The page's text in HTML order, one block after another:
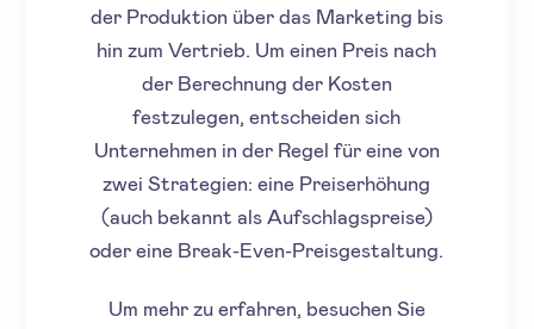
der Produktion über das Marketing bis
hin zum Vertrieb. Um einen Preis nach
der Berechnung der Kosten
festzulegen, entscheiden sich
Unternehmen in der Regel für eine von
zwei Strategien: eine Preiserhöhung
(auch bekannt als Aufschlagspreise)
oder eine Break-Even-Preisgestaltung.
Um mehr zu erfahren, besuchen Sie